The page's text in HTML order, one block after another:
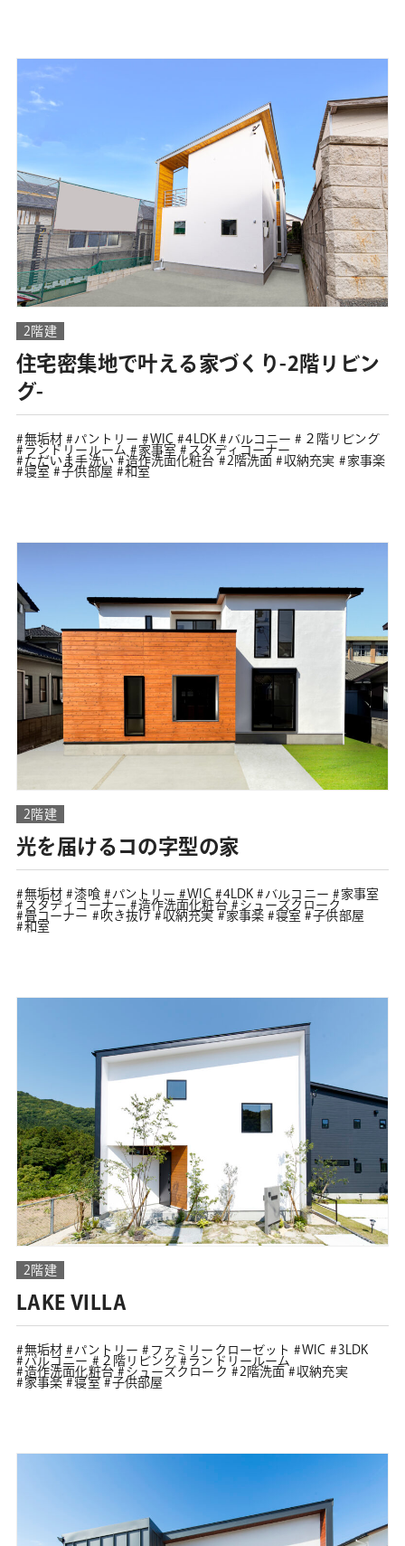
2階建
住宅密集地で叶える家づくり-2階リビン
グ-
無垢材 パントリー WIC 4LDK バルコニー
２階リビング
ランドリールーム
家事室
スタディコーナー
ただいま手洗い
造作洗面化粧台 2階洗面 収納充実
家事楽
寝室
子供部屋 和室
2階建
光を届けるコの字型の家
無垢材 漆喰 パントリー WIC 4LDK バルコニー
家事室
スタディコーナー
造作洗面化粧台
シューズクローク
畳コーナー
吹き抜け 収納充実 家事楽 寝室
子供部屋
和室
2階建
LAKE VILLA
無垢材 パントリー ファミリークローゼット WIC
3LDK
バルコニー
２階リビング
ランドリールーム
造作洗面化粧台
シューズクローク 2階洗面
収納充実
家事楽
寝室 子供部屋